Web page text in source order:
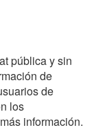
pública y sin
de
de
los
información.